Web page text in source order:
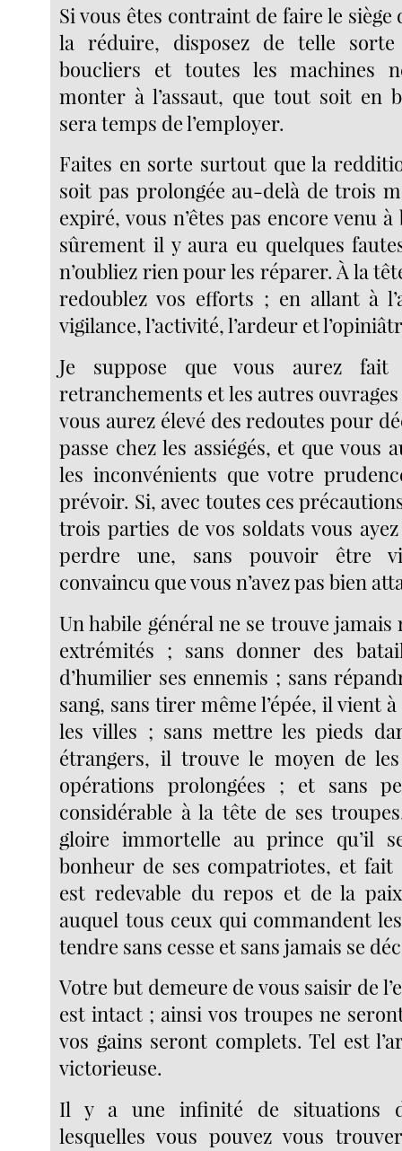
Si vous êtes contraint de faire le siège
la réduire, disposez de telle
boucliers et toutes les machines
monter à l’assaut, que tout soit en
sera temps de l’employer.
Faites en sorte surtout que la
soit pas prolongée au-delà de trois
expiré, vous n’êtes pas encore venu
sûrement il y aura eu quelques
n’oubliez rien pour les réparer. À la
redoublez vos efforts ; en allant à
vigilance, l’activité, l’ardeur et
Je suppose que vous aurez fait
retranchements et les autres
vous aurez élevé des redoutes pour
passe chez les assiégés, et que vous
les inconvénients que votre
prévoir. Si, avec toutes ces
trois parties de vos soldats vous
perdre une, sans pouvoir être
convaincu que vous n’avez pas bien
Un habile général ne se trouve
extrémités ; sans donner des
d’humilier ses ennemis ; sans
sang, sans tirer même l’épée, il vient
les villes ; sans mettre les pieds
étrangers, il trouve le moyen de
opérations prolongées ; et sans
considérable à la tête de ses
gloire immortelle au prince qu’il
bonheur de ses compatriotes, et fait
est redevable du repos et de la
auquel tous ceux qui commandent
tendre sans cesse et sans jamais se
Votre but demeure de vous saisir de
est intact ; ainsi vos troupes ne
vos gains seront complets. Tel est
victorieuse.
Il y a une infinité de situations
lesquelles vous pouvez vous